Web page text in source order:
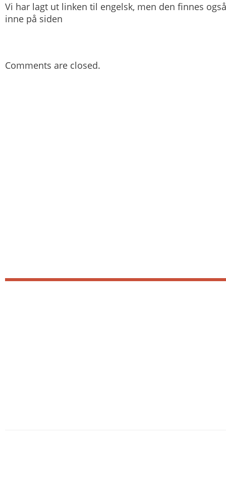
Vi har lagt ut linken til engelsk, men den finnes
inne på siden
Comments are closed.